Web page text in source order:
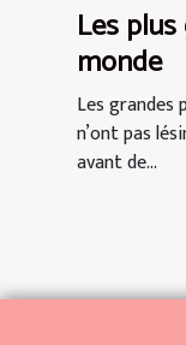
Les
monde
Les grandes
n’ont pas
avant de...